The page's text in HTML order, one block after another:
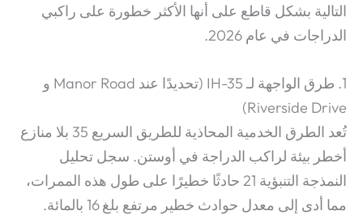
التالية بشكل قاطع على أنها الأكثر خطورة على راكبي
الدراجات في عام 2026.
1. طرق الواجهة لـ IH-35 (تحديدًا عند Manor Road و
Riverside Drive)
تُعد الطرق الخدمية المحاذية للطريق السريع 35 بلا منازع
أخطر بيئة لراكب الدراجة في أوستن. سجل تحليل
النمذجة التنبؤية 21 حادثًا خطيرًا على طول هذه الممرات،
مما أدى إلى معدل حوادث خطير مرتفع بلغ 16 بالمائة.